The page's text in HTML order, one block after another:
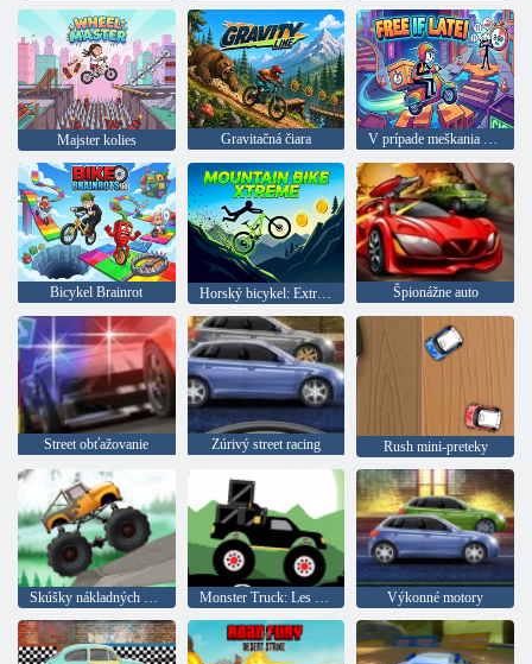
Majster kolies Gravitačná čiara V prípade meškania zadarmo
Bicykel Brainrot Horský bicykel: Extrémne Špionážne auto
Street obťažovanie Zúrivý street racing Rush mini-preteky
Skúšky nákladných vozidiel Monster Truck: Les Delivery Výkonné motory